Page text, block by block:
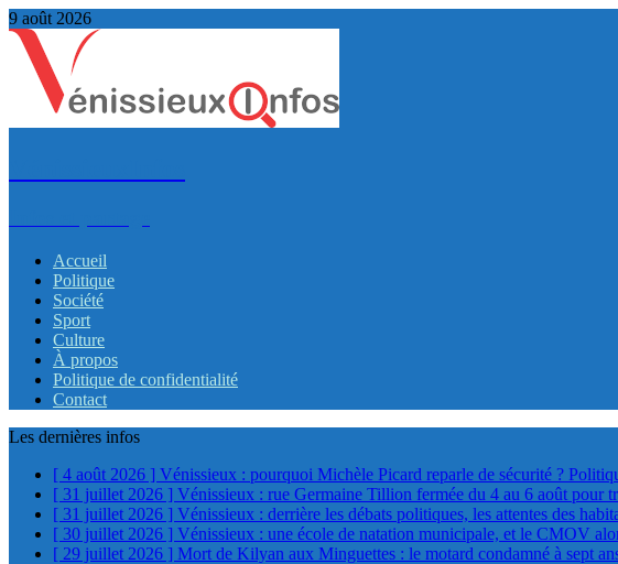
9 août 2026
Accueil
Politique
Société
Sport
Culture
À propos
Politique de confidentialité
Contact
Les dernières infos
[ 4 août 2026 ] Vénissieux : pourquoi Michèle Picard reparle de sécurité ?
[ 31 juillet 2026 ] Vénissieux : rue Germaine Tillion fermée du 4 au 6 août pour
[ 31 juillet 2026 ] Vénissieux : derrière les débats politiques, les attentes des
[ 30 juillet 2026 ] Vénissieux : une école de natation municipale, et le CMOV
[ 29 juillet 2026 ] Mort de Kilyan aux Minguettes : le motard condamné à sept